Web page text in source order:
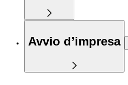
Avvio d’impresa